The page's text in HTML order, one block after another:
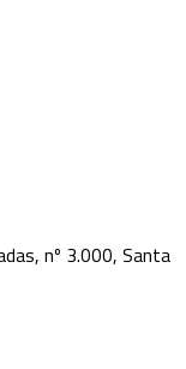
nº 3.000, Santa